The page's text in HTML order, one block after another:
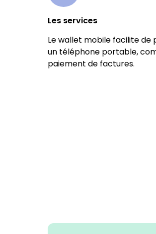
Les services
Le wallet mobile facilite de
un téléphone portable,
paiement de factures.